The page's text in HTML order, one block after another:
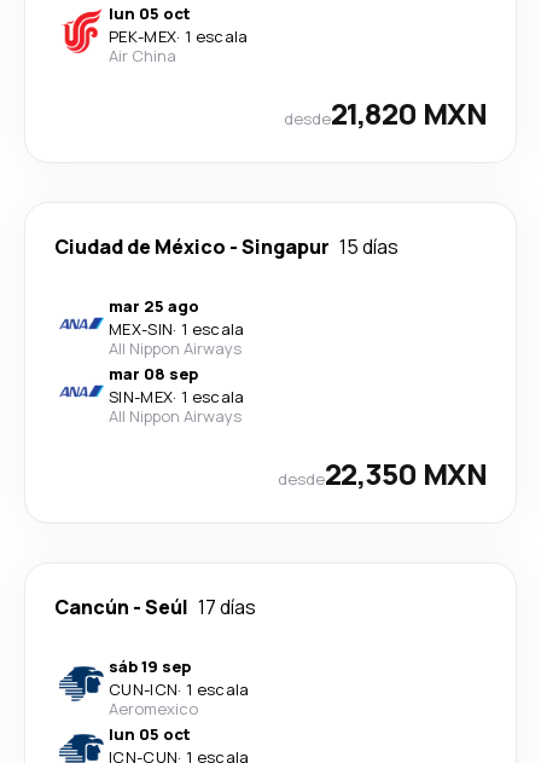
lun 05 oct
PEK-MEX· 1 escala
Air China
desde21,820 MXN
Ciudad de México -Singapur 15 días
mar 25 ago
MEX-SIN· 1 escala
All Nippon Airways
mar 08 sep
SIN-MEX· 1 escala
All Nippon Airways
desde22,350 MXN
Cancún -Seúl 17 días
sáb 19 sep
CUN-ICN· 1 escala
Aeromexico
lun 05 oct
ICN-CUN· 1 escala